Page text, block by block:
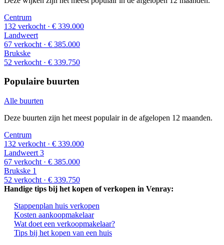
Centrum
132 verkocht · € 339.000
Landweert
67 verkocht · € 385.000
Brukske
52 verkocht · € 339.750
Populaire buurten
Alle buurten
Deze buurten zijn het meest populair in de afgelopen 12 maanden.
Centrum
132 verkocht · € 339.000
Landweert 3
67 verkocht · € 385.000
Brukske 1
52 verkocht · € 339.750
Handige tips bij het kopen of verkopen in Venray:
Stappenplan huis verkopen
Kosten aankoopmakelaar
Wat doet een verkoopmakelaar?
Tips bij het kopen van een huis